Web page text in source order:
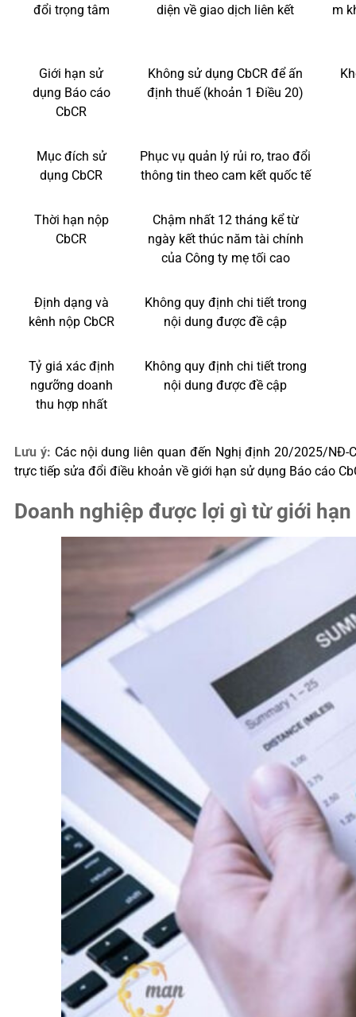
đổi trọng tâm
diện về giao dịch liên kết
m
Giới hạn sử
dụng Báo cáo
CbCR
Không sử dụng CbCR để ấn
định thuế (khoản 1 Điều 20)
Mục đích sử
dụng CbCR
Phục vụ quản lý rủi ro, trao đổi
thông tin theo cam kết quốc tế
Thời hạn nộp
CbCR
Chậm nhất 12 tháng kể từ
ngày kết thúc năm tài chính
của Công ty mẹ tối cao
Định dạng và
kênh nộp CbCR
Không quy định chi tiết trong
nội dung được đề cập
Tỷ giá xác định
ngưỡng doanh
thu hợp nhất
Không quy định chi tiết trong
nội dung được đề cập
Lưu ý: Các nội dung liên quan đến Nghị định 20/2025/
trực tiếp sửa đổi điều khoản về giới hạn sử dụng Báo cáo
Doanh nghiệp được lợi gì từ giới